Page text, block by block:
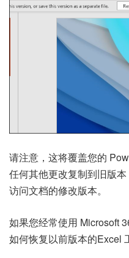
请注意，这将覆盖您的
任何其他更改复制到旧版
访问文档的修改版本。
如果您经常使用 Microsoft
如何恢复以前版本的Excel